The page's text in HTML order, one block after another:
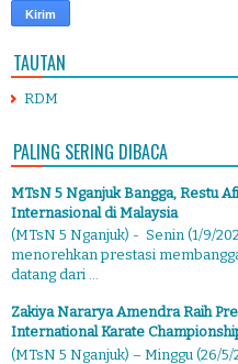
TAUTAN
RDM
PALING SERING DIBACA
MTsN 5 Nganjuk Bangga, Restu
Internasional di Malaysia
(MTsN 5 Nganjuk) - Senin (1/9/
menorehkan prestasi
datang dari ...
Zakiya Nararya Amendra Raih
International Karate
(MTsN 5 Nganjuk) – Minggu (26/